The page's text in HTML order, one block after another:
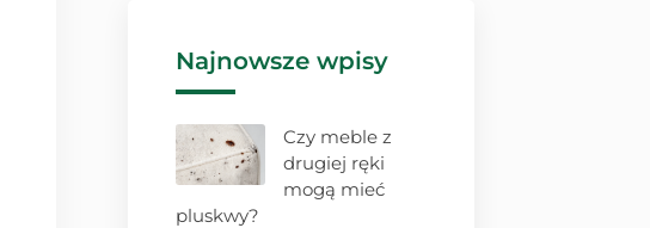
Najnowsze wpisy
Czy meble z
drugiej ręki
mogą mieć
pluskwy?